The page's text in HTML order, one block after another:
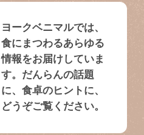
ヨークベニマルでは、
食にまつわるあらゆる
情報をお届けしていま
す。だんらんの話題
に、食卓のヒントに、
どうぞご覧ください。